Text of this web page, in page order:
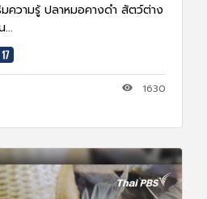
ความรู้ ปลาหมอคางดำ สัตว์ต่าง
1630